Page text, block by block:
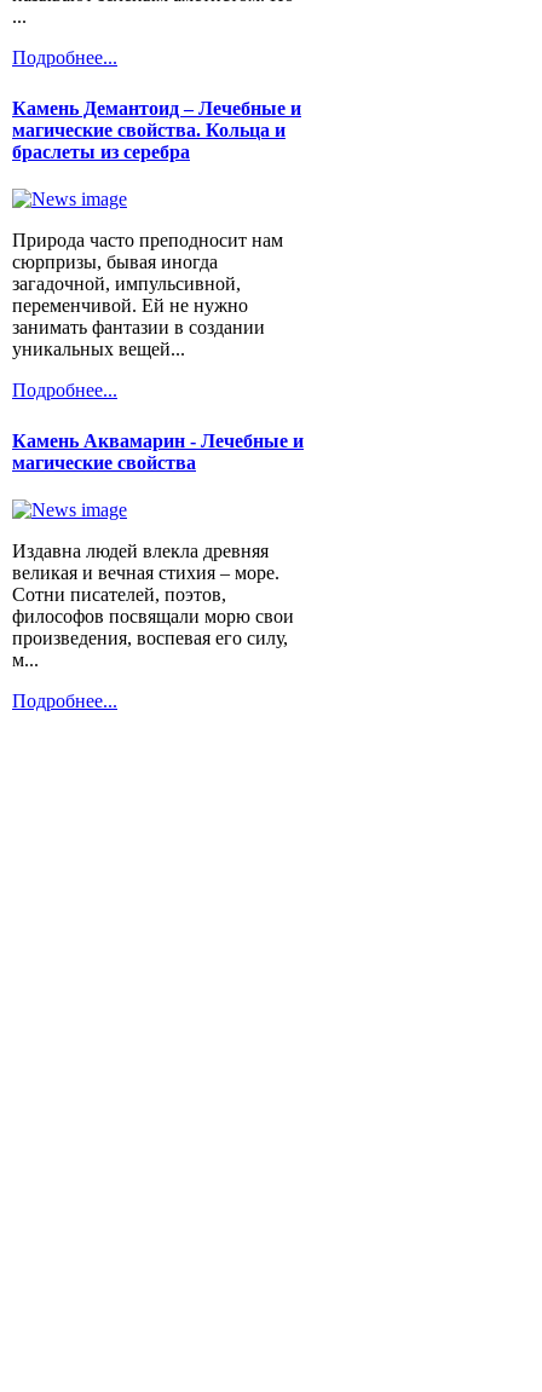
...
Подробнее...
Камень Демантоид – Лечебные и
магические свойства. Кольца и
браслеты из серебра
Природа часто преподносит нам
сюрпризы, бывая иногда
загадочной, импульсивной,
переменчивой. Ей не нужно
занимать фантазии в создании
уникальных вещей...
Подробнее...
Камень Аквамарин - Лечебные и
магические свойства
Издавна людей влекла древняя
великая и вечная стихия – море.
Сотни писателей, поэтов,
философов посвящали морю свои
произведения, воспевая его силу,
м...
Подробнее...